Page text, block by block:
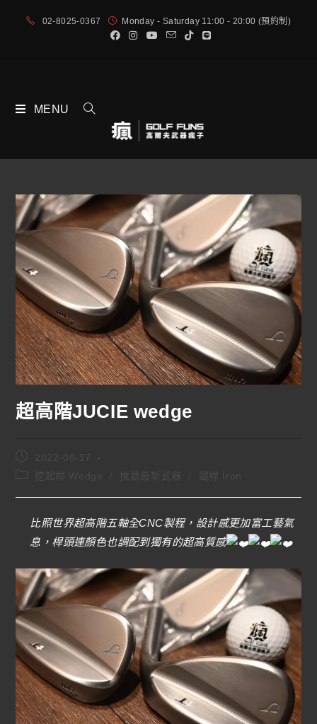
02-8025-0367 Monday - Saturday 11:00 - 20:00 (預約制)
MENU
超高階JUCIE wedge
鐵桿 Iron
比照世界超高階五軸全CNC製程，設計感更加富工藝氣
息，桿頭連顏色也調配到獨有的超高質感